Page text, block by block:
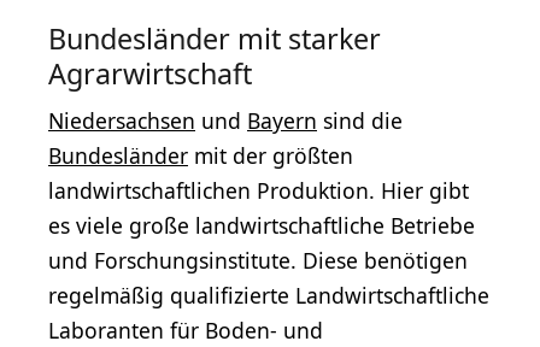
Bundesländer mit starker
Agrarwirtschaft
Niedersachsen und Bayern sind die
Bundesländer mit der größten
landwirtschaftlichen Produktion. Hier gibt
es viele große landwirtschaftliche Betriebe
und Forschungsinstitute. Diese benötigen
regelmäßig qualifizierte Landwirtschaftliche
Laboranten für Boden- und